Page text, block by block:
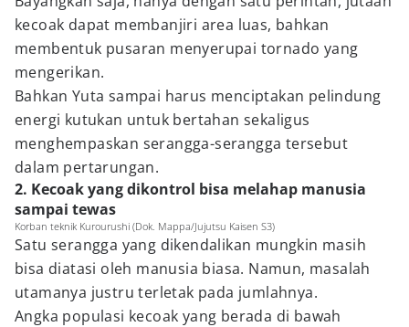
kecoak dapat membanjiri area luas, bahkan
membentuk pusaran menyerupai tornado yang
mengerikan.
Bahkan Yuta sampai harus menciptakan pelindung
energi kutukan untuk bertahan sekaligus
menghempaskan serangga-serangga tersebut
dalam pertarungan.
2. Kecoak yang dikontrol bisa melahap manusia
sampai tewas
Korban teknik Kurourushi (Dok. Mappa/Jujutsu Kaisen S3)
Satu serangga yang dikendalikan mungkin masih
bisa diatasi oleh manusia biasa. Namun, masalah
utamanya justru terletak pada jumlahnya.
Angka populasi kecoak yang berada di bawah